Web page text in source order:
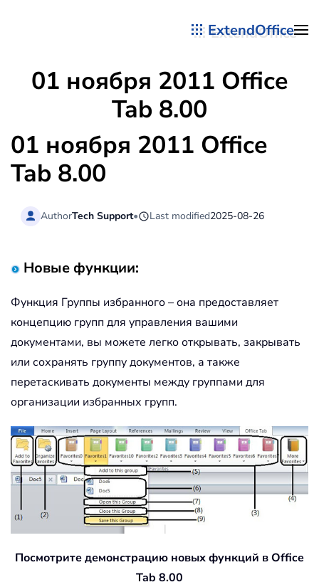
ExtendOffice
01 ноября 2011 Office
Tab 8.00
01 ноября 2011 Office
Tab 8.00
AuthorTech Support• Last modified2025-08-26
Новые функции:
Функция Группы избранного – она предоставляет
концепцию групп для управления вашими
документами, вы можете легко открывать, закрывать
или сохранять группу документов, а также
перетаскивать документы между группами для
организации избранных групп.
Посмотрите демонстрацию новых функций в Office
Tab 8.00